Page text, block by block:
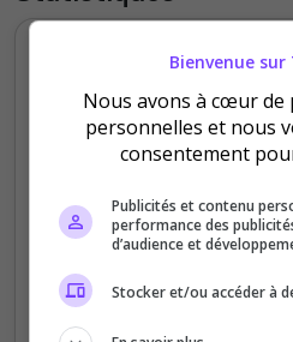
Votes et clics
0
Bienvenue
Nous avons à cœur
personnelles et nous
consentement
Publicités et contenu
performance des
d’audience et
Stocker et/ou accéder à